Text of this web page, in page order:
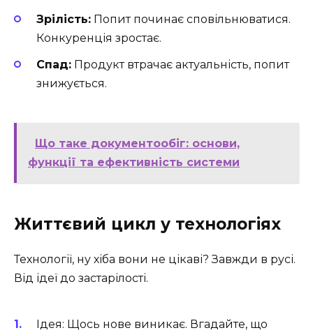
Зрілість: Попит починає сповільнюватися.
Конкуренція зростає.
Спад: Продукт втрачає актуальність, попит
знижується.
Що таке документообіг: основи,
функції та ефективність системи
Життєвий цикл у технологіях
Технології, ну хіба вони не цікаві? Завжди в русі.
Від ідеї до застарілості.
Ідея: Щось нове виникає. Вгадайте, що